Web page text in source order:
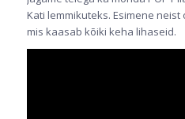
Kati lemmikuteks. Esimene
mis kaasab kõiki keha lihaseid.